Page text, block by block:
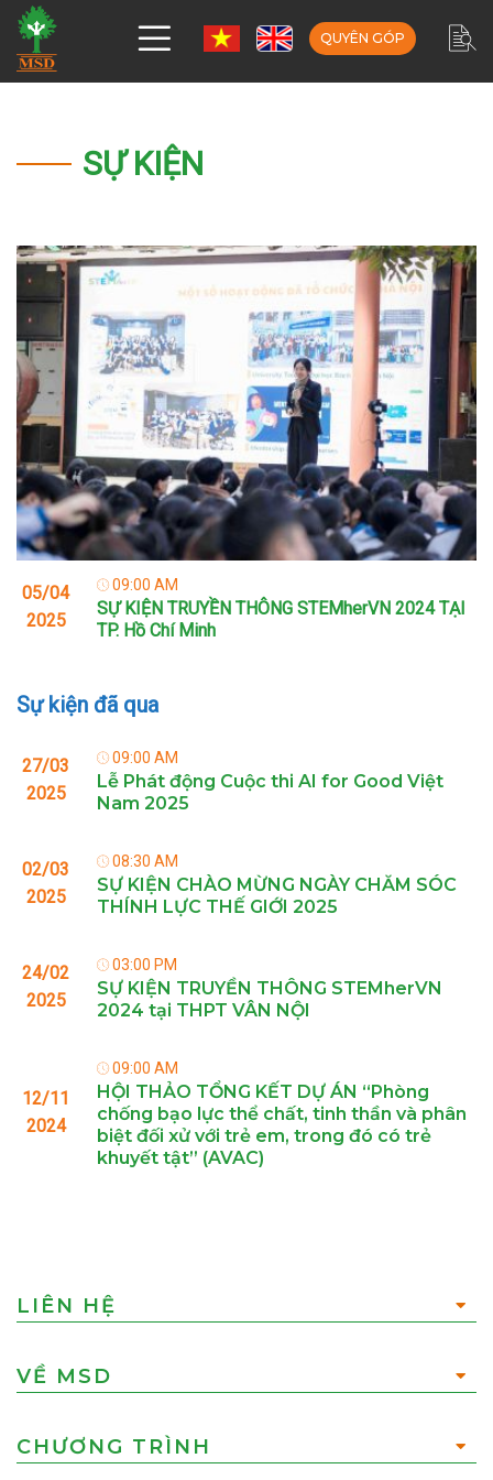
QUYÊN GÓP
SỰ KIỆN
05/04
2025
09:00 AM
SỰ KIỆN TRUYỀN THÔNG STEMherVN 2024 TẠI
TP. Hồ Chí Minh
Sự kiện đã qua
27/03
2025
09:00 AM
Lễ Phát động Cuộc thi AI for Good Việt
Nam 2025
02/03
2025
08:30 AM
SỰ KIỆN CHÀO MỪNG NGÀY CHĂM SÓC
THÍNH LỰC THẾ GIỚI 2025
24/02
2025
03:00 PM
SỰ KIỆN TRUYỀN THÔNG STEMherVN
2024 tại THPT VÂN NỘI
12/11
2024
09:00 AM
HỘI THẢO TỔNG KẾT DỰ ÁN “Phòng
chống bạo lực thể chất, tinh thần và phân
biệt đối xử với trẻ em, trong đó có trẻ
khuyết tật” (AVAC)
LIÊN HỆ
VỀ MSD
CHƯƠNG TRÌNH